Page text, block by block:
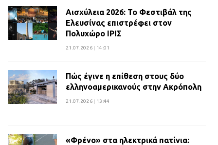
Αισχύλεια 2026: Το Φεστιβάλ της
Ελευσίνας επιστρέφει στον
Πολυχώρο ΙΡΙΣ
21.07.2026 | 14:01
Πώς έγινε η επίθεση στους δύο
ελληνοαμερικανούς στην Ακρόπολη
21.07.2026 | 13:44
«Φρένο» στα ηλεκτρικά πατίνια: